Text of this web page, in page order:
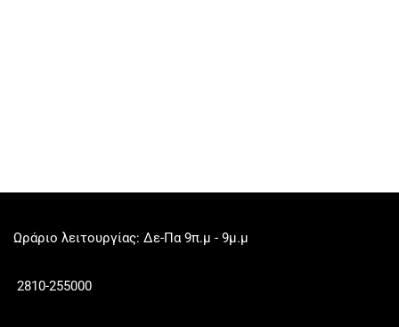
Ωράριο λειτουργίας: Δε-Πα 9π.μ - 9μ.μ
2810-255000